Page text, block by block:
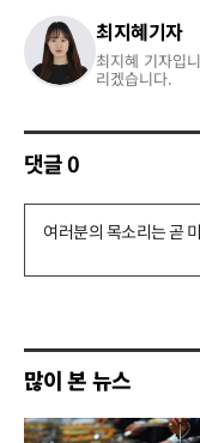
최지혜기자
최지혜 기자입
리겠습니다.
댓글0
댓
기
많이 본 뉴스